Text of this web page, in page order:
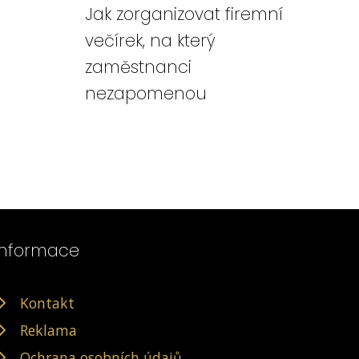
Jak zorganizovat firemní
večírek, na který
zaměstnanci
nezapomenou
Kontakt
Reklama